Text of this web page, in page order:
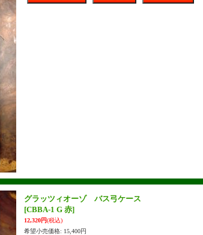
グラッツィオーゾ バス弓ケース
[CBBA-1 G 赤]
12,320円(税込)
希望小売価格: 15,400円